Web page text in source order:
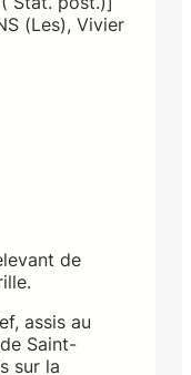
(Les), Vivier
de
assis au
Saint-
sur la